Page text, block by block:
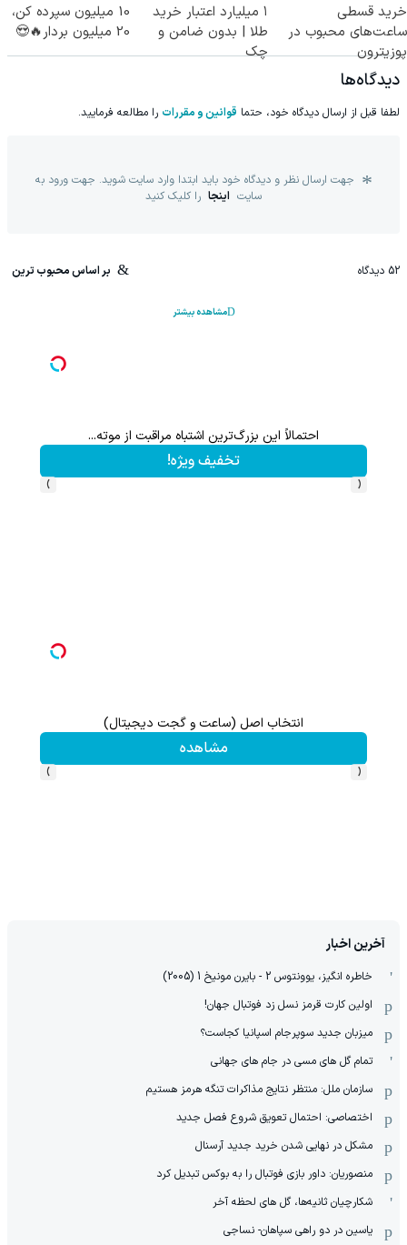
خرید قسطی
ساعت‌های محبوب در
پوزیترون
۱ میلیارد اعتبار خرید
طلا | بدون ضامن و
چک
10 میلیون سپرده کن،
20 میلیون بردار🔥😍
دیدگاه‌ها
لطفا قبل از ارسال دیدگاه خود، حتما قوانین و مقررات را مطالعه فرمایید.
جهت ارسال نظر و دیدگاه خود باید ابتدا وارد سایت شوید. جهت ورود به
سایت اینجا را کلیک کنید
52 دیدگاه بر اساس محبوب ترین
مشاهده بیشتر
احتمالاً این بزرگ‌ترین اشتباه مراقبت از موته...
تخفیف ویژه!
‹
›
انتخاب اصل (ساعت و گجت دیجیتال)
مشاهده
‹
›
آخرین اخبار
خاطره انگیز، یوونتوس 2 - بایرن مونیخ 1 (2005)
اولین کارت قرمز نسل زد فوتبال جهان!
میزبان جدید سوپرجام اسپانیا کجاست؟
تمام گل های مسی در جام های جهانی
سازمان ملل: منتظر نتایج مذاکرات تنگه هرمز هستیم
اختصاصی: احتمال تعویق شروع فصل جدید
مشکل در نهایی شدن خرید جدید آرسنال
منصوریان: داور بازی فوتبال را به بوکس تبدیل کرد
شکارچیان ثانیه‌ها، گل های لحظه آخر
یاسین در دو راهی سپاهان- نساجی